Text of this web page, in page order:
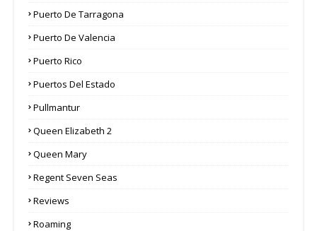
Puerto De Tarragona
Puerto De Valencia
Puerto Rico
Puertos Del Estado
Pullmantur
Queen Elizabeth 2
Queen Mary
Regent Seven Seas
Reviews
Roaming